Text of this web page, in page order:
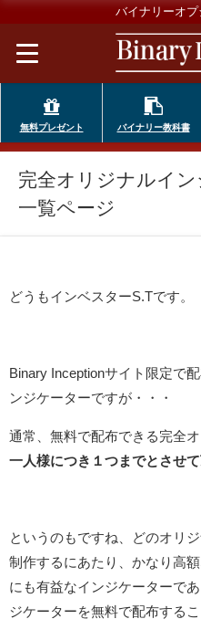
バイナリーオプ
無料プレゼント バイナリー教科書
完全オリジナルイ
一覧ページ
どうもインベスターS.Tです。
Binary Inceptionサイト限定で
ンジケーターですが・・・
通常、無料で配布できる完全
一人様につき１つまでとさせ
というのもですね、どのオリ
制作するにあたり、かなり高
にも有益なインジケーターで
ジケーターを無料で配布するこ